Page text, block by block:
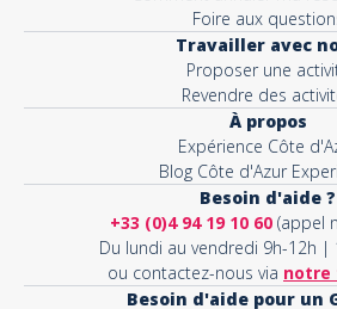
Foire aux
Travailler avec
Proposer une
Revendre des
À propos
Expérience Côte
Blog Côte d'Azur
Besoin d'aide ?
+33 (0)4 94 19 10 60 (appel
Du lundi au vendredi 9h-12h |
ou contactez-nous via notre
Besoin d'aide pour un